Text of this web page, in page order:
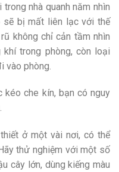
nhà quanh năm nhìn
sẽ bị mất liên lạc với thế
không chỉ cản tầm nhìn
trong phòng, còn loại
vào phòng.
kéo che kín, bạn có nguy
ở một vài nơi, có thể
thử nghiệm với một số
cây lớn, dùng kiếng màu